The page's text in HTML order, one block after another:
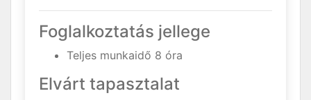
Foglalkoztatás jellege
Teljes munkaidő 8 óra
Elvárt tapasztalat